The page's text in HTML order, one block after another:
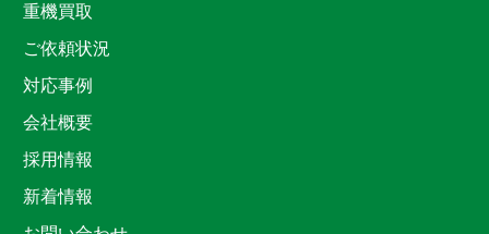
重機買取
ご依頼状況
対応事例
会社概要
採用情報
新着情報